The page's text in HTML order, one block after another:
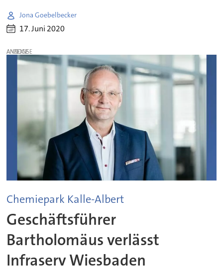
Jona Goebelbecker
17. Juni 2020
ANZEIGE
Chemiepark Kalle-Albert
Geschäftsführer
Bartholomäus verlässt
Infraserv Wiesbaden